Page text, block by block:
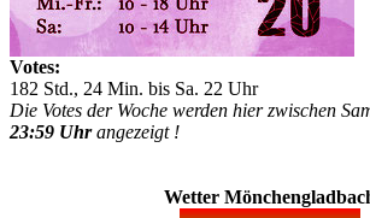
Votes:
182 Std., 24 Min. bis Sa. 22 Uhr
Die Votes der Woche werden hier zwischen
23:59 Uhrangezeigt !
Wetter